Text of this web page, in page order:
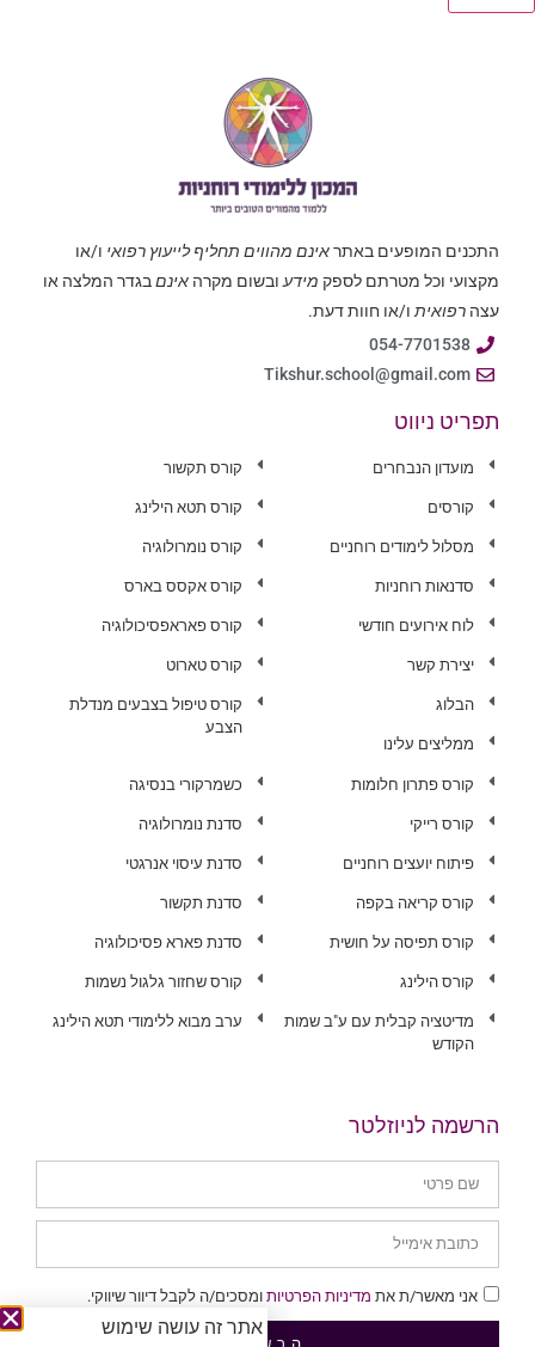
התכנים המופעים באתראינם מהווים תחליף לייעוץ רפואי ו/או
מקצועי וכל מטרתם לספק מידע ובשום מקרה אינםבגדר המלצה או
עצה רפואית ו/או חוות דעת.
054-7701538
Tikshur.school@gmail.com
תפריט ניווט
מועדון הנבחרים
קורסים
מסלול לימודים רוחניים
סדנאות רוחניות
לוח אירועים חודשי
יצירת קשר
הבלוג
ממליצים עלינו
קורס תקשור
קורס תטא הילינג
קורס נומרולוגיה
קורס אקסס בארס
קורס פאראפסיכולוגיה
קורס טארוט
קורס טיפול בצבעים מנדלת
הצבע
קורס פתרון חלומות
קורס רייקי
פיתוח יועצים רוחניים
קורס קריאה בקפה
קורס תפיסה על חושית
קורס הילינג
מדיטציה קבלית עם ע"ב שמות
הקודש
כשמרקורי בנסיגה
סדנת נומרולוגיה
סדנת עיסוי אנרגטי
סדנת תקשור
סדנת פארא פסיכולוגיה
קורס שחזור גלגול נשמות
ערב מבוא ללימודי תטא הילינג
הרשמה לניוזלטר
אני מאשר/ת את מדיניות הפרטיות ומסכים/ה לקבל דיוור שיווקי.
אתר זה עושה שימוש